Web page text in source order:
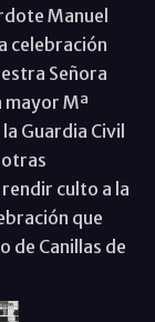
Manuel
celebración
Señora
mayor Mª
Guardia Civil
culto a la
que
de Canillas de